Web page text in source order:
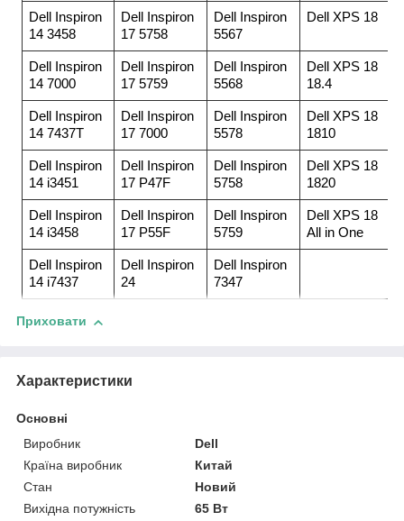
Dell Inspiron
14 3458
Dell Inspiron
17 5758
Dell Inspiron
5567
Dell XPS 18
Dell Inspiron
14 7000
Dell Inspiron
17 5759
Dell Inspiron
5568
Dell XPS 18
18.4
Dell Inspiron
14 7437T
Dell Inspiron
17 7000
Dell Inspiron
5578
Dell XPS 18
1810
Dell Inspiron
14 i3451
Dell Inspiron
17 P47F
Dell Inspiron
5758
Dell XPS 18
1820
Dell Inspiron
14 i3458
Dell Inspiron
17 P55F
Dell Inspiron
5759
Dell XPS 18
All in One
Dell Inspiron
14 i7437
Dell Inspiron
24
Dell Inspiron
7347
Приховати
Характеристики
Основні
Виробник
Dell
Країна виробник
Китай
Стан
Новий
Вихідна потужність
65 Вт